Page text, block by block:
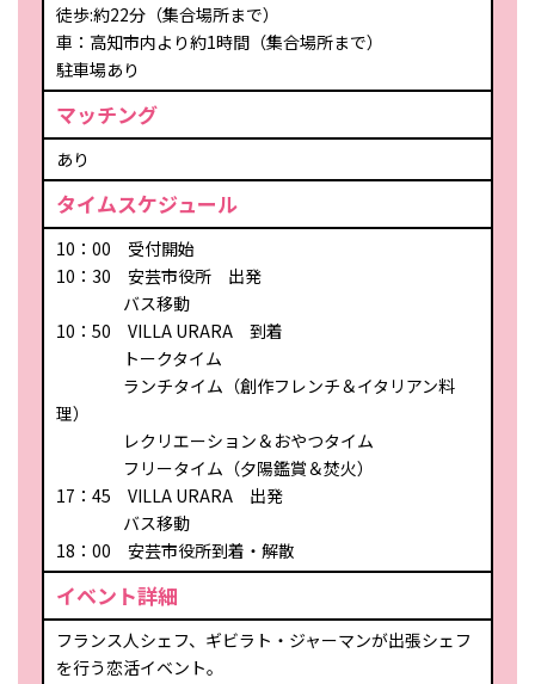
徒歩:約22分（集合場所まで）
車：高知市内より約1時間（集合場所まで）
駐車場あり
マッチング
あり
タイムスケジュール
10：00 受付開始
10：30 安芸市役所 出発
バス移動
10：50 VILLA URARA 到着
トークタイム
ランチタイム（創作フレンチ＆イタリアン料
理）
レクリエーション＆おやつタイム
フリータイム（夕陽鑑賞＆焚火）
17：45 VILLA URARA 出発
バス移動
18：00 安芸市役所到着・解散
イベント詳細
フランス人シェフ、ギビラト・ジャーマンが出張シェフ
を行う恋活イベント。